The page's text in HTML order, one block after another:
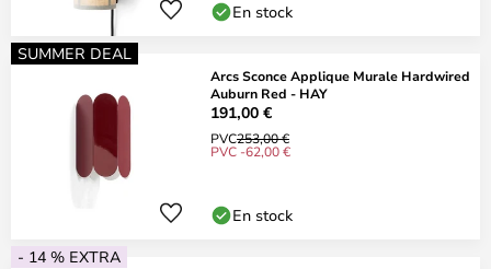
En stock
SUMMER DEAL
Arcs Sconce Applique Murale Hardwired
Auburn Red - HAY
191,00 €
PVC253,00 €
PVC -62,00 €
En stock
- 14 % EXTRA